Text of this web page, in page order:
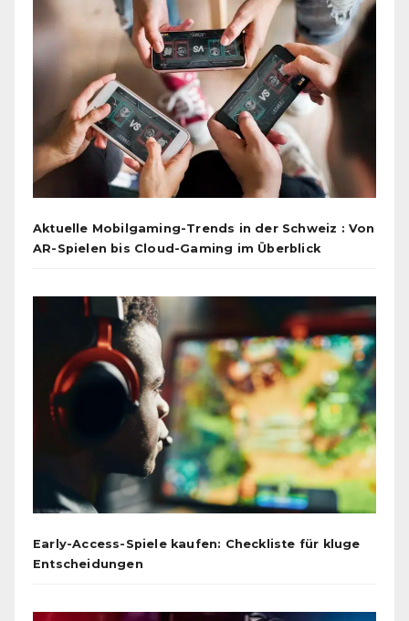
Aktuelle Mobilgaming-Trends in der Schweiz : Von
AR-Spielen bis Cloud-Gaming im Überblick
Early-Access-Spiele kaufen: Checkliste für kluge
Entscheidungen